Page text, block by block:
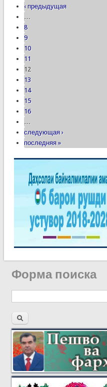
‹ предыдущая
…
8
9
10
11
12
13
14
15
16
…
следующая ›
последняя »
Форма поиска